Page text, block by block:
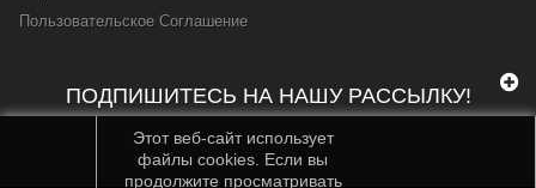
Пользовательское Соглашение
ПОДПИШИТЕСЬ НА НАШУ РАССЫЛКУ!
Этот веб-сайт использует
файлы cookies. Если вы
продолжите просматривать